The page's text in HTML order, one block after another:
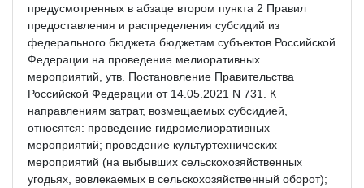
предусмотренных в абзаце втором пункта 2 Правил
предоставления и распределения субсидий из
федерального бюджета бюджетам субъектов Российской
Федерации на проведение мелиоративных
мероприятий, утв. Постановление Правительства
Российской Федерации от 14.05.2021 N 731. К
направлениям затрат, возмещаемых субсидией,
относятся: проведение гидромелиоративных
мероприятий; проведение культуртехнических
мероприятий (на выбывших сельскохозяйственных
угодьях, вовлекаемых в сельскохозяйственный оборот);